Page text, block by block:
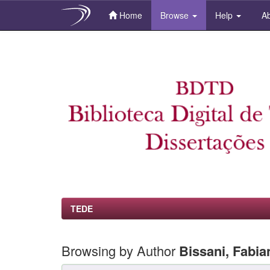
Home Browse Help
TEDE
Browsing by Author Bissani,